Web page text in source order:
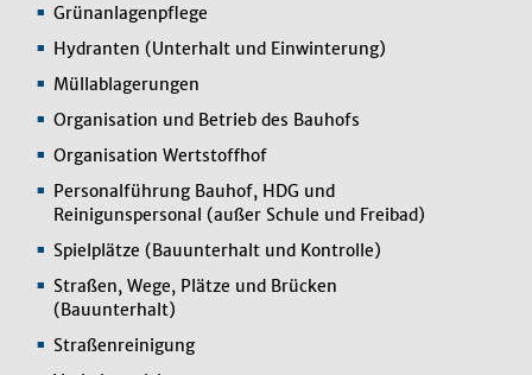
Grünanlagenpflege
Hydranten (Unterhalt und Einwinterung)
Müllablagerungen
Organisation und Betrieb des Bauhofs
Organisation Wertstoffhof
Personalführung Bauhof, HDG und
Reinigunspersonal (außer Schule und Freibad)
Spielplätze (Bauunterhalt und Kontrolle)
Straßen, Wege, Plätze und Brücken
(Bauunterhalt)
Straßenreinigung